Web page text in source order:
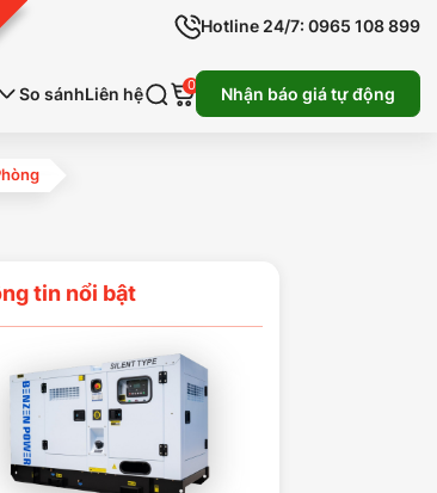
Hotline 24/7: 0965 108 899
So sánhLiên hệ 0 Nhận báo giá tự động
tin nổi bật